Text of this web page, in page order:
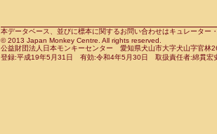
CercopithecidaePapio anubis(0)
CercopithecidaePapio cynocephalus
CercopithecidaePapio hamadryas(0)
CebidaeSaguinus leucopus(0)
CebidaeSaguinus midas(0)
Cebidae Saguinus mystax(0)
本データベース、並びに標本に関するお問い合わせはキュレータ
© 2013 Japan Monkey Centre. All rights reserved.
公益財団法人日本モンキーセンター 愛知県犬山市大字犬山字官
登録:平成19年5月31日 有効:令和4年5月30日 取扱責任者:綿貫宏